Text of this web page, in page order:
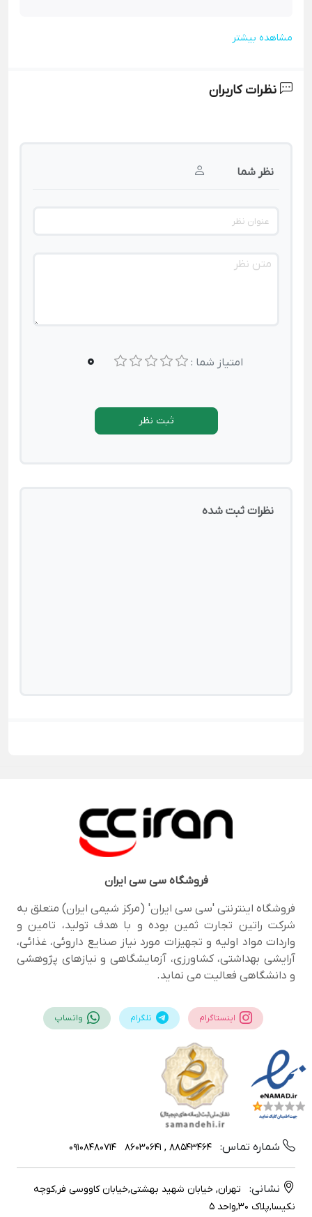
مشاهده بیشتر
نظرات کاربران
نظر شما
امتیاز شما : 0
ثبت نظر
نظرات ثبت شده
فروشگاهسی سی ایران
فروشگاه اینترنتی 'سی سی ایران' (مرکز شیمی ایران) متعلق به
شرکت راتین تجارت ثمین بوده و با هدف تولید، تامین و
واردات مواد اولیه و تجهیزات مورد نیاز صنایع داروئی، غذائی،
آرایشی بهداشتی، کشاورزی، آزمایشگاهی و نیازهای پژوهشی
و دانشگاهی فعالیت می نماید.
اینستاگرام تلگرام واتساپ
شماره تماس: 88543464 , 86030641
09108480714
نشانی:
تهران, خیابان شهید بهشتی,خیابان کاووسی فر,کوچه
نکیسا,پلاک 30,واحد 5